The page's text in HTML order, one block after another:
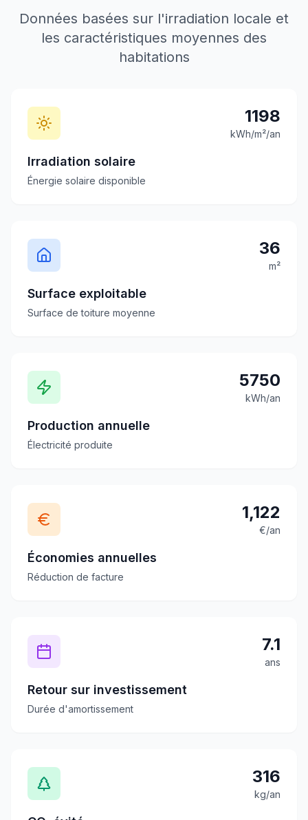
Données basées sur l'irradiation locale et
les caractéristiques moyennes des
habitations
1198
kWh/m²/an
Irradiation solaire
Énergie solaire disponible
36
m²
Surface exploitable
Surface de toiture moyenne
5750
kWh/an
Production annuelle
Électricité produite
1,122
€/an
Économies annuelles
Réduction de facture
7.1
ans
Retour sur investissement
Durée d'amortissement
316
kg/an